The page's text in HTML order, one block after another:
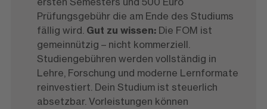
Prüfungsgebühr die am Ende des Studiums
fällig wird. Gut zu wissen:Die FOM ist
gemeinnützig – nicht kommerziell.
Studiengebühren werden vollständig in
Lehre, Forschung und moderne Lernformate
reinvestiert. Dein Studium ist steuerlich
absetzbar. Vorleistungen können